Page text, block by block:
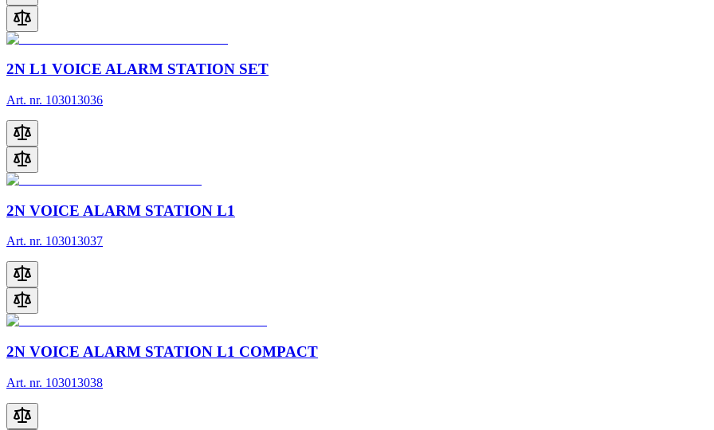
2N L1 VOICE ALARM STATION SET
Art. nr. 103013036
2N VOICE ALARM STATION L1
Art. nr. 103013037
2N VOICE ALARM STATION L1 COMPACT
Art. nr. 103013038